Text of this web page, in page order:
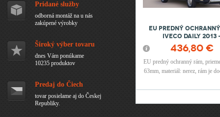
EU Predný
IVECO Daily 2013
436,80 €
EU predný ochranný rám,
63mm, materiál: nerez, rám je
Pridané služby
odborná montáž na u nás
zakúpené výrobky
Široký výber tovaru
dnes Vám ponúkame
10235 produktov
Predaj do Čiech
tovar posielame aj do Českej
Republiky.